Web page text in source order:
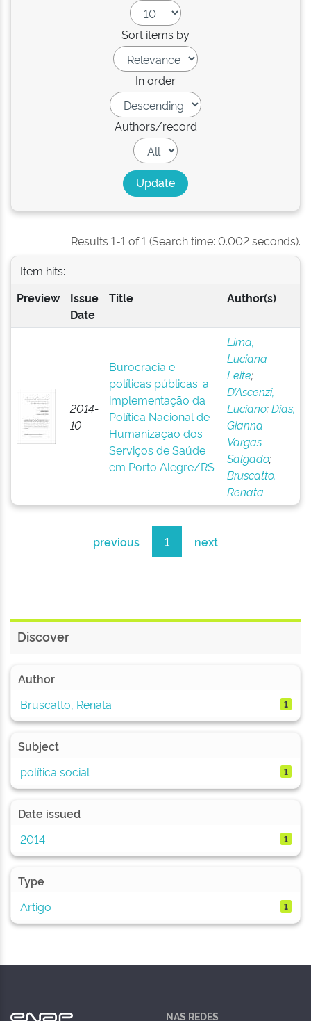
Sort items by
In order
Authors/record
Results 1-1 of 1 (Search time: 0.002 seconds).
Item hits:
Preview
Issue
Date
Title Author(s)
2014-
10
Burocracia e
políticas públicas: a
implementação da
Política Nacional de
Humanização dos
Serviços de Saúde
em Porto Alegre/RS
Lima,
Luciana
Leite;
D’Ascenzi,
Luciano;Dias,
Gianna
Vargas
Salgado;
Bruscatto,
Renata
previous 1 next
Discover
Author
Bruscatto, Renata
1
Subject
política social
1
Date issued
2014
1
Type
Artigo
1
NAS REDES